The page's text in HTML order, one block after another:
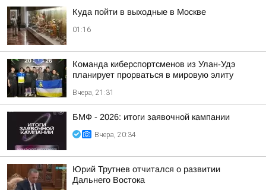
Куда пойти в выходные в Москве
01:16
Команда киберспортсменов из Улан-Удэ
планирует прорваться в мировую элиту
Вчера, 21:31
БМФ - 2026: итоги заявочной кампании
Вчера, 20:34
Юрий Трутнев отчитался о развитии
Дальнего Востока